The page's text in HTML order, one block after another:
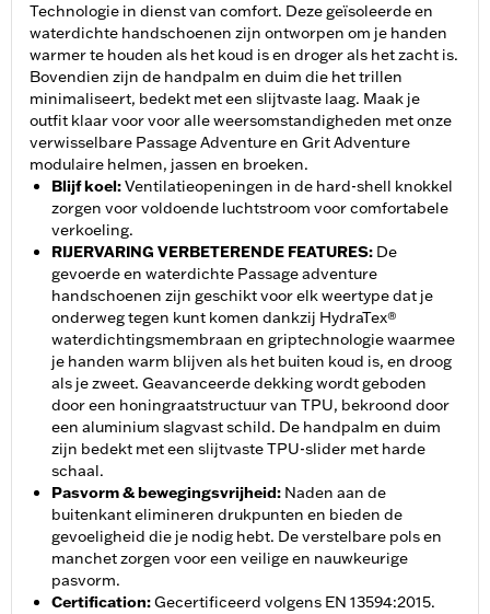
Technologie in dienst van comfort. Deze geïsoleerde en
waterdichte handschoenen zijn ontworpen om je handen
warmer te houden als het koud is en droger als het zacht is.
Bovendien zijn de handpalm en duim die het trillen
minimaliseert, bedekt met een slijtvaste laag. Maak je
outfit klaar voor voor alle weersomstandigheden met onze
verwisselbare Passage Adventure en Grit Adventure
modulaire helmen, jassen en broeken.
Blijf koel:Ventilatieopeningen in de hard-shell knokkel
zorgen voor voldoende luchtstroom voor comfortabele
verkoeling.
RIJERVARING VERBETERENDE FEATURES: De
gevoerde en waterdichte Passage adventure
handschoenen zijn geschikt voor elk weertype dat je
onderweg tegen kunt komen dankzij HydraTex®
waterdichtingsmembraan en griptechnologie waarmee
je handen warm blijven als het buiten koud is, en droog
als je zweet. Geavanceerde dekking wordt geboden
door een honingraatstructuur van TPU, bekroond door
een aluminium slagvast schild. De handpalm en duim
zijn bedekt met een slijtvaste TPU-slider met harde
schaal.
Pasvorm & bewegingsvrijheid: Naden aan de
buitenkant elimineren drukpunten en bieden de
gevoeligheid die je nodig hebt. De verstelbare pols en
manchet zorgen voor een veilige en nauwkeurige
pasvorm.
Certification:Gecertificeerd volgens EN 13594:2015.